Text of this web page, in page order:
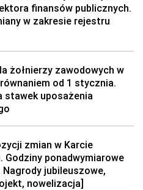
finansów publicznych.
w zakresie rejestru
żołnierzy zawodowych w
od 1 stycznia.
stawek uposażenia
zmian w Karcie
Godziny ponadwymiarowe
Nagrody jubileuszowe,
nowelizacja]